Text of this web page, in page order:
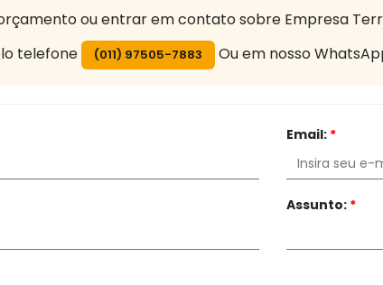
ou entrar em contato sobre Empresa
telefone
(011) 97505-7883 Ou em nosso
Email: *
Assunto: *